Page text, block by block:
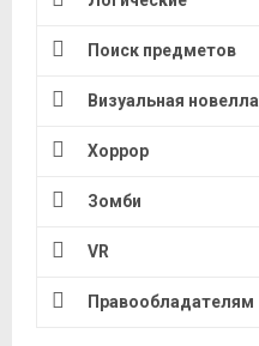
Поиск предметов
Визуальная новелла
Хоррор
Зомби
VR
Правообладателям